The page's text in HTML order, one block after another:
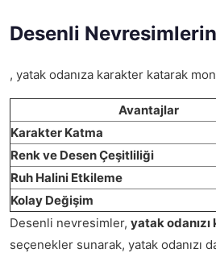
Desenli
, yatak odanıza karakter katarak
Avantajlar
Karakter Katma
Renk ve Desen Çeşitliliği
Ruh Halini Etkileme
Kolay Değişim
Desenli nevresimler, yatak
seçenekler sunarak, yatak odanızı